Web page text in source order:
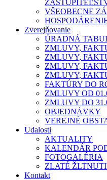
VŠEOBECNE
Zverejňovanie
ÚRADNÁ
ZMLUVY,
ZMLUVY,
ZMLUVY,
ZMLUVY,
FAKTÚRY DO
ZMLUVY OD
ZMLUVY DO
OBJEDNÁVKY
VEREJNÉ
Udalosti
AKTUALITY
KALENDÁR
FOTOGALÉRIA
ZLATÉ
Kontakt